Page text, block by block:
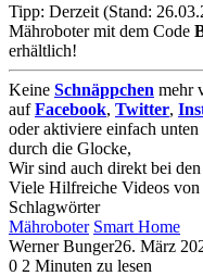
Tipp: Derzeit (Stand:
Mähroboter mit dem Code
erhältlich!
Keine Schnäppchen mehr
aufFacebook, Twitter,
oder aktiviere einfach
durch die Glocke,
Wir sind auch direkt bei den
Viele Hilfreiche Videos
Schlagwörter
Mähroboter Smart Home
Werner Bunger26. März
0 2 Minuten zu lesen